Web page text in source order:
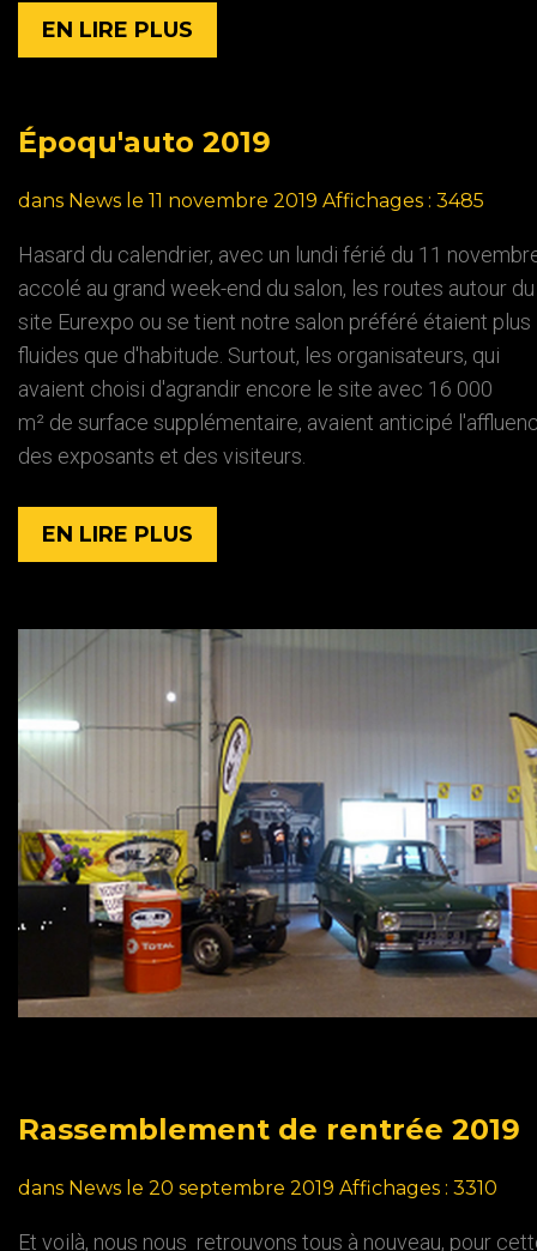
EN LIRE PLUS
Époqu'auto 2019
dans News le 11 novembre 2019 Affichages : 3485
Hasard du calendrier, avec un lundi férié du 11
accolé au grand week-end du salon, les routes autour du
site Eurexpo ou se tient notre salon préféré étaient plus
fluides que d'habitude. Surtout, les organisateurs, qui
avaient choisi d'agrandir encore le site avec 16 000
m² de surface supplémentaire, avaient anticipé
des exposants et des visiteurs.
EN LIRE PLUS
Rassemblement de rentrée 2019
dans News le 20 septembre 2019 Affichages : 3310
Et voilà, nous nous retrouvons tous à nouveau, pour